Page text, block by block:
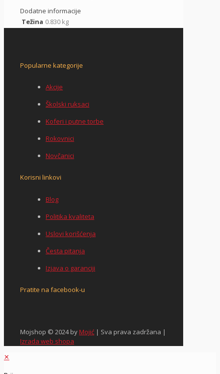
Dodatne informacije
Težina 0.830 kg
Popularne kategorije
Akcije
Školski ruksaci
Koferi i putne torbe
Rokovnici
Novčanici
Korisni linkovi
Blog
Politika kvaliteta
Uslovi korišćenja
Česta pitanja
Izjava o garanciji
Pratite na facebook-u
Mojshop © 2024 byMojić | Sva prava zadržana |
Izrada web shopa
✕